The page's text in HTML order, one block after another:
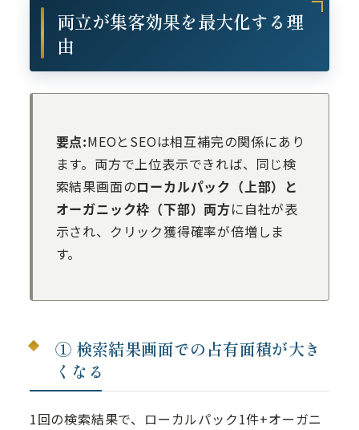
両立が集客効果を最大化する理
由
要点:MEOとSEOは相互補完の関係にあり
ます。両方で上位表示できれば、同じ検
索結果画面のローカルパック（上部）と
オーガニック枠（下部）両方に自社が表
示され、クリック獲得確率が倍増しま
す。
① 検索結果画面での占有面積が大き
くなる
1回の検索結果で、ローカルパック1件+オーガニ